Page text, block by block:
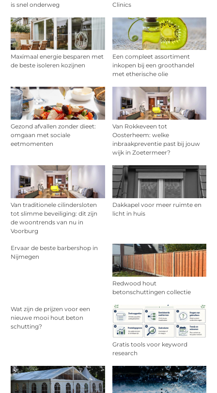
is snel onderweg
Clinics
Maximaal energie besparen met
de beste isoleren kozijnen
Een compleet assortiment
inkopen bij een groothandel
met etherische olie
Gezond afvallen zonder dieet:
omgaan met sociale
eetmomenten
Van Rokkeveen tot
Oosterheem: welke
inbraakpreventie past bij jouw
wijk in Zoetermeer?
Van traditionele cilindersloten
tot slimme beveiliging: dit zijn
de woontrends van nu in
Voorburg
Dakkapel voor meer ruimte en
licht in huis
Ervaar de beste barbershop in
Nijmegen
Redwood hout
betonschuttingen collectie
Wat zijn de prijzen voor een
nieuwe mooi hout beton
schutting?
Gratis tools voor keyword
research